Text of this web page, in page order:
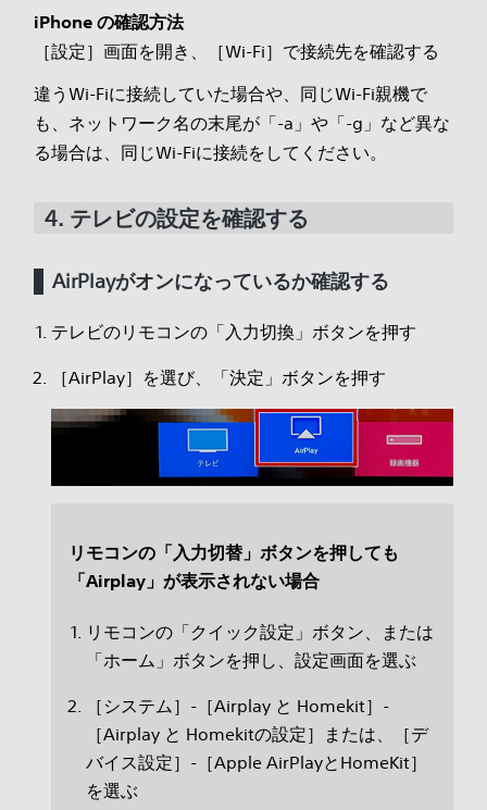
iPhone の確認方法
［設定］画面を開き、［Wi-Fi］で接続先を確認する
違うWi-Fiに接続していた場合や、同じWi-Fi親機で
も、ネットワーク名の末尾が「-a」や「-g」など異な
る場合は、同じWi-Fiに接続をしてください。
4. テレビの設定を確認する
AirPlayがオンになっているか確認する
テレビのリモコンの「入力切換」ボタンを押す
［AirPlay］を選び、「決定」ボタンを押す
リモコンの「入力切替」ボタンを押しても
「Airplay」が表示されない場合
リモコンの「クイック設定」ボタン、または
「ホーム」ボタンを押し、設定画面を選ぶ
［システム］-［Airplay と Homekit］-
［Airplay と Homekitの設定］または、［デ
バイス設定］-［Apple AirPlayとHomeKit］
を選ぶ